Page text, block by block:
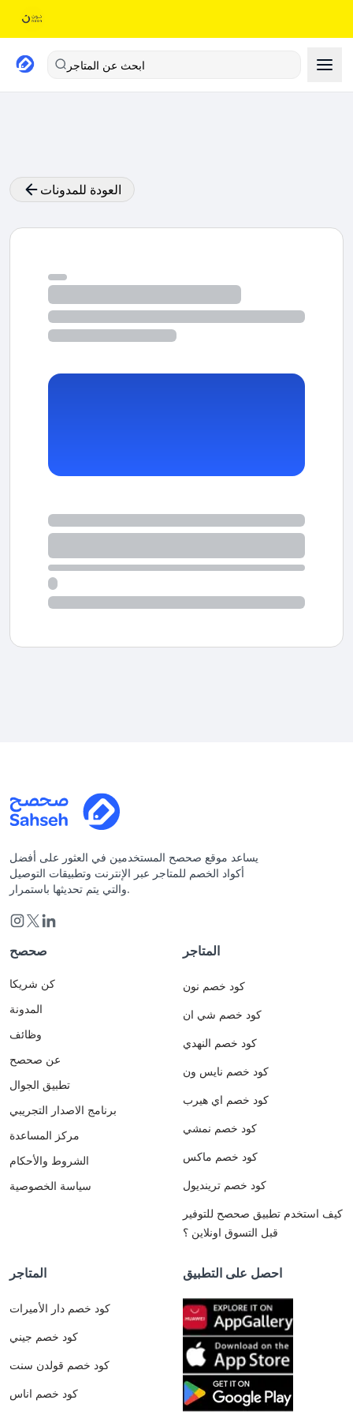
ابحث عن المتاجر
العودة للمدونات
يساعد موقع صحصح المستخدمين في العثور على أفضل
أكواد الخصم للمتاجر عبر الإنترنت وتطبيقات التوصيل
والتي يتم تحديثها باستمرار.
صحصح
كن شريكا
المدونة
وظائف
عن صحصح
تطبيق الجوال
برنامج الاصدار التجريبي
مركز المساعدة
الشروط والأحكام
سياسة الخصوصية
المتاجر
كود خصم نون
كود خصم شي ان
كود خصم النهدي
كود خصم نايس ون
كود خصم اي هيرب
كود خصم نمشي
كود خصم ماكس
كود خصم ترينديول
كيف استخدم تطبيق صحصح للتوفير
قبل التسوق اونلاين ؟
المتاجر
كود خصم دار الأميرات
كود خصم جيني
كود خصم قولدن سنت
كود خصم اناس
احصل على التطبيق